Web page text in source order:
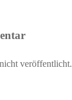
veröffentlicht.